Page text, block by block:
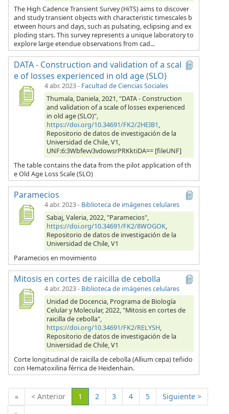
The High Cadence Transient Survey (HiTS) aims to discover
and study transient objects with characteristic timescales b
etween hours and days, such as pulsating, eclipsing and ex
ploding stars. This survey represents a unique laboratory to
explore large etendue observations from cad...
DATA - Construction and validation of a scal
e of losses experienced in old age (SLO)
4 abr. 2023- Facultad de Ciencias Sociales
Thumala, Daniela, 2021, "DATA - Construction
and validation of a scale of losses experienced
in old age (SLO)",
https://doi.org/10.34691/FK2/2HEIB1,
Repositorio de datos de investigación de la
Universidad de Chile, V1,
UNF:6:3Wbfevv3vdowsrPRKktiDA== [fileUNF]
The table contains the data from the pilot application of th
e Old Age Loss Scale (SLO)
Paramecios
4 abr. 2023- Biblioteca de imágenes celulares
Sabaj, Valeria, 2022, "Paramecios",
https://doi.org/10.34691/FK2/8WOGOK,
Repositorio de datos de investigación de la
Universidad de Chile, V1
Paramecios en movimiento
Mitosis en cortes de raicilla de cebolla
4 abr. 2023- Biblioteca de imágenes celulares
Unidad de Docencia, Programa de Biología
Celular y Molecular, 2022, "Mitosis en cortes de
raicilla de cebolla",
https://doi.org/10.34691/FK2/RELYSH,
Repositorio de datos de investigación de la
Universidad de Chile, V1
Corte longitudinal de raicilla de cebolla (Allium cepa) teñido
con Hematoxilina férrica de Heidenhain.
« < Anterior 1 (Actual)
2 3 4 5
Siguiente >